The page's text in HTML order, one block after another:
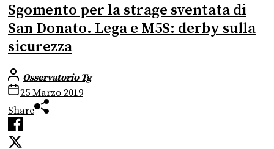
Sgomento per la strage sventata di
San Donato. Lega e M5S: derby sulla
sicurezza
Osservatorio Tg
25 Marzo 2019
Share